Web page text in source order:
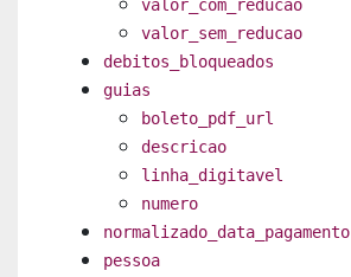
valor_com_reducao
valor_sem_reducao
debitos_bloqueados
guias
boleto_pdf_url
descricao
linha_digitavel
numero
normalizado_data_pagamento
pessoa